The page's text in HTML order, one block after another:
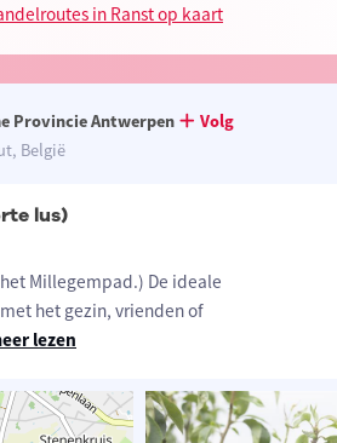
in Ranst op kaart
Provincie Antwerpen
Volg
België
lus)
Millegempad.) De ideale
het gezin, vrienden of
lezen